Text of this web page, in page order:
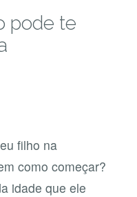
pode te
filho na
como começar?
idade que ele